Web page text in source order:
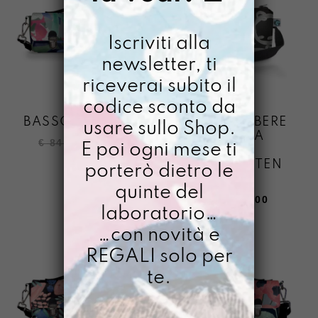
ABRACCIALIBERE
DIPINTO A
MANO
KINDERGARTEN
NERO
€58,00
Il
prezzo
originale
era:
€ 58,00.
38,00
Il
prezzo
attuale
€ 38,00.
BASSOTTA MAN
€84,00
Il
originale
€68,00
Il
Iscriviti alla
newsletter, ti
riceverai subito il
codice sconto da
usare sullo Shop.
E poi ogni mese ti
porterò dietro le
quinte del
laboratorio…
…con novità e
REGALI solo per
te.